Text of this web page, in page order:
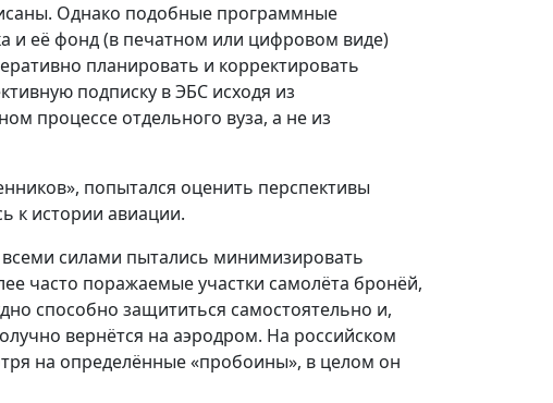
Однако подобные программные
и её фонд (в печатном или цифровом виде)
планировать и корректировать
подписку в ЭБС исходя из
процессе отдельного вуза, а не из
попытался оценить перспективы
к истории авиации.
силами пытались минимизировать
часто поражаемые участки самолёта бронёй,
способно защититься самостоятельно и,
вернётся на аэродром. На российском
на определённые «пробоины», в целом он